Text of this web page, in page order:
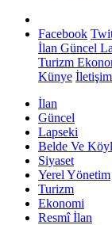
Facebook
İlan Güncel
Turizm
Künye İletişim
İlan
Güncel
Lapseki
Belde Ve
Siyaset
Yerel Yönetim
Turizm
Ekonomi
Resmî İlan